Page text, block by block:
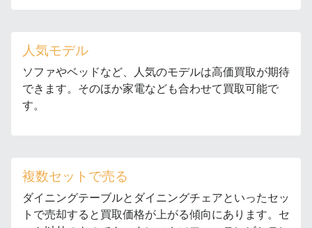
人気モデル
ソファやベッドなど、人気のモデルは高価買取が期待
できます。そのほか家電なども合わせて買取可能で
す。
複数セットで売る
ダイニングテーブルとダイニングチェアといったセッ
トで売却すると買取価格が上がる傾向にあります。セ